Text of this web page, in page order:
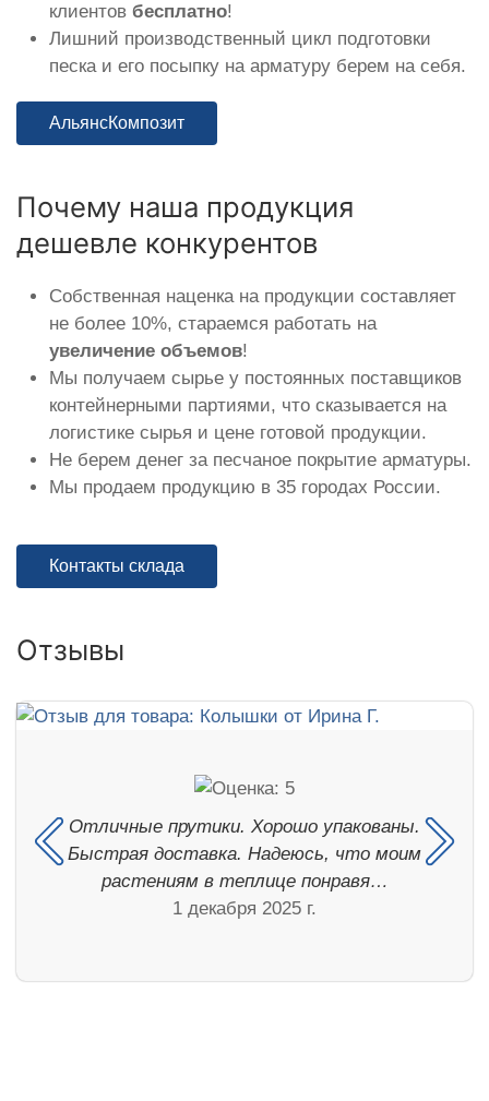
клиентов бесплатно!
Лишний производственный цикл подготовки
песка и его посыпку на арматуру берем на себя.
АльянсКомпозит
Почему наша продукция
дешевле конкурентов
Собственная наценка на продукции составляет
не более 10%, стараемся работать на
увеличение объемов!
Мы получаем сырье у постоянных поставщиков
контейнерными партиями, что сказывается на
логистике сырья и цене готовой продукции.
Не берем денег за песчаное покрытие арматуры.
Мы продаем продукцию в 35 городах России.
Контакты склада
Отзывы
Отличные прутики. Хорошо упакованы.
Быстрая доставка. Надеюсь, что моим
растениям в теплице понравя…
1 декабря 2025 г.